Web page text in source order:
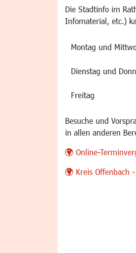
Die Stadtinfo im
Infomaterial, etc.)
Montag und
Dienstag und
Freitag
Besuche und
in allen anderen
Online-
Kreis Offenbach